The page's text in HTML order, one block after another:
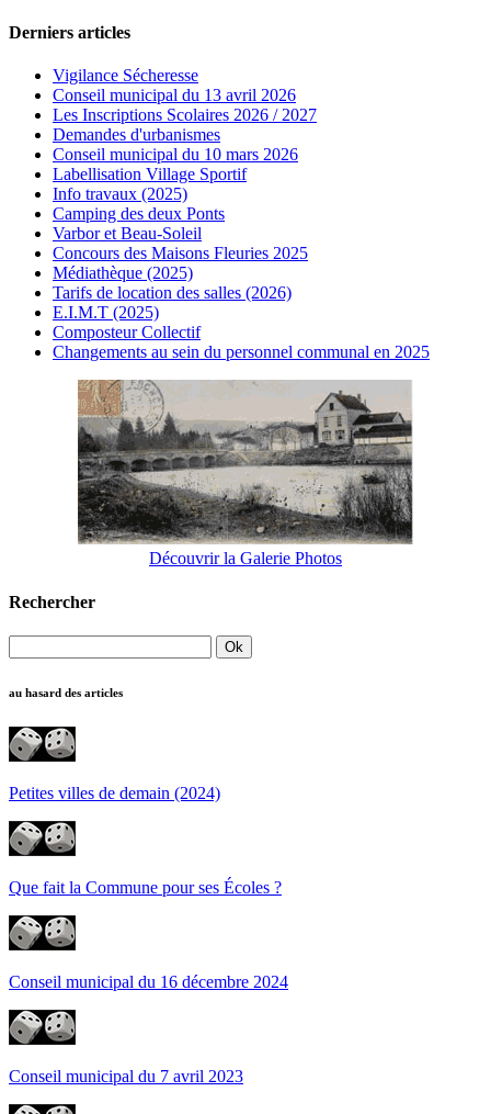
Derniers articles
Vigilance Sécheresse
Conseil municipal du 13 avril 2026
Les Inscriptions Scolaires 2026 / 2027
Demandes d'urbanismes
Conseil municipal du 10 mars 2026
Labellisation Village Sportif
Info travaux (2025)
Camping des deux Ponts
Varbor et Beau-Soleil
Concours des Maisons Fleuries 2025
Médiathèque (2025)
Tarifs de location des salles (2026)
E.I.M.T (2025)
Composteur Collectif
Changements au sein du personnel communal en 2025
Découvrir la Galerie Photos
Rechercher
au hasard des articles
Petites villes de demain (2024)
Que fait la Commune pour ses Écoles ?
Conseil municipal du 16 décembre 2024
Conseil municipal du 7 avril 2023